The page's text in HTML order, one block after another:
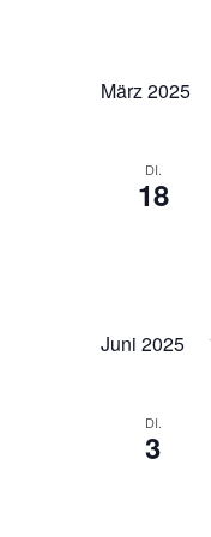
März 2025
DI.
18
Juni 2025
DI.
3